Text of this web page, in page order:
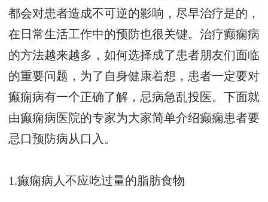
都会对患者造成不可逆的影响，尽早治疗是的，
在日常生活工作中的预防也很关键。治疗癫痫病
的方法越来越多，如何选择成了患者朋友们面临
的重要问题，为了自身健康着想，患者一定要对
癫痫病有一个正确了解，忌病急乱投医。下面就
由癫痫病医院的专家为大家简单介绍癫痫患者要
忌口预防病从口入。
1.癫痫病人不应吃过量的脂肪食物